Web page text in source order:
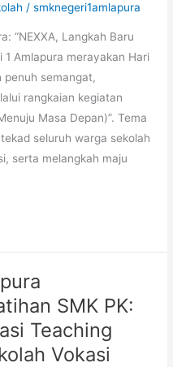
/smknegeri1amlapura
“NEXXA, Langkah Baru
1 Amlapura merayakan Hari
penuh semangat,
rangkaian kegiatan
Masa Depan)”. Tema
seluruh warga sekolah
serta melangkah maju
SMK PK:
Teaching
Vokasi